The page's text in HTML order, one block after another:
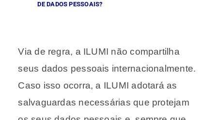
DE DADOS PESSOAIS?
Via de regra, a ILUMI não compartilha
seus dados pessoais internacionalmente.
Caso isso ocorra, a ILUMI adotará as
salvaguardas necessárias que protejam